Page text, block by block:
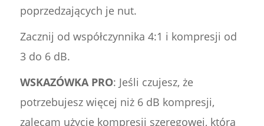
poprzedzających je nut.
Zacznij od współczynnika 4:1 i kompresji od
3 do 6 dB.
WSKAZÓWKA PRO: Jeśli czujesz, że
potrzebujesz więcej niż 6 dB kompresji,
zalecam użycie kompresji szeregowej, która